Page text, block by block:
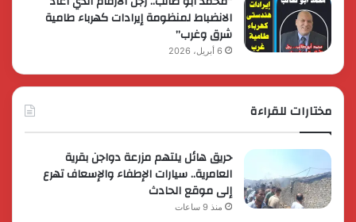
الانضباط لمنظومة إيرادات كهرباء طامية
شرق وغرب”
6 أبريل، 2026
مختارات للقراءة
حريق هائل يلتهم مزرعة دواجن بقرية
العامرية.. سيارات الإطفاء والإسعاف تهرع
إلى موقع الحادث
منذ 9 ساعات